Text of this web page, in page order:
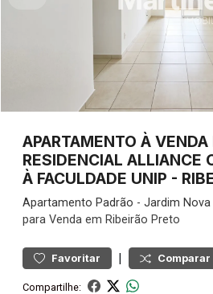
APARTAMENTO À
RESIDENCIAL ALLIANCE
À FACULDADE UNIP -
Apartamento Padrão - Jardim
para Venda em Ribeirão Preto
Favoritar | Comparar
Compartilhe: